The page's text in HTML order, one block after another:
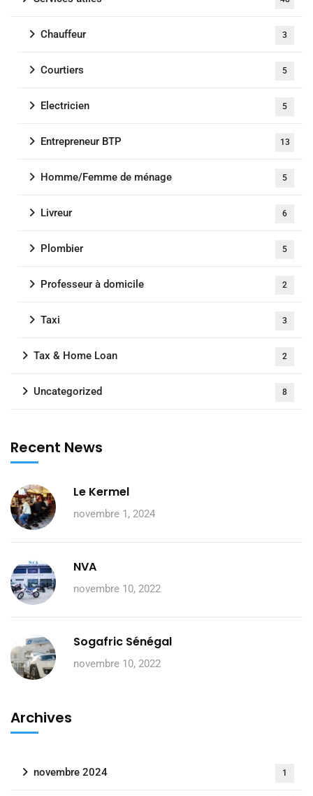
Chauffeur 3
Courtiers 5
Electricien 5
Entrepreneur BTP 13
Homme/Femme de ménage 5
Livreur 6
Plombier 5
Professeur à domicile 2
Taxi 3
Tax & Home Loan 2
Uncategorized 8
Recent News
Le Kermel
novembre 1, 2024
NVA
novembre 10, 2022
Sogafric Sénégal
novembre 10, 2022
Archives
novembre 2024 1